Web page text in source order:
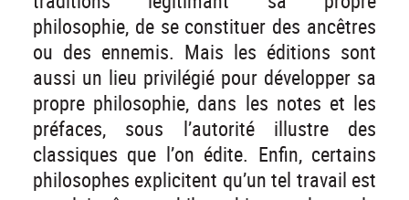
philosophie, de se constituer des ancêtres
ou des ennemis. Mais les éditions sont
aussi un lieu privilégié pour développer sa
propre philosophie, dans les notes et les
préfaces, sous l’autorité illustre des
classiques que l’on édite. Enfin, certains
philosophes explicitent qu’un tel travail est